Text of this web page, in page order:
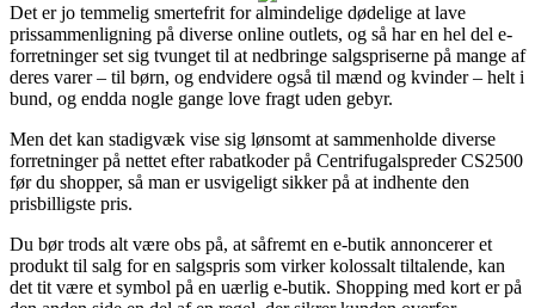
Det er jo temmelig smertefrit for almindelige dødelige at lave
prissammenligning på diverse online outlets, og så har en hel del e-
forretninger set sig tvunget til at nedbringe salgspriserne på mange af
deres varer – til børn, og endvidere også til mænd og kvinder – helt i
bund, og endda nogle gange love fragt uden gebyr.
Men det kan stadigvæk vise sig lønsomt at sammenholde diverse
forretninger på nettet efter rabatkoder på Centrifugalspreder CS2500
før du shopper, så man er usvigeligt sikker på at indhente den
prisbilligste pris.
Du bør trods alt være obs på, at såfremt en e-butik annoncerer et
produkt til salg for en salgspris som virker kolossalt tiltalende, kan
det tit være et symbol på en uærlig e-butik. Shopping med kort er på